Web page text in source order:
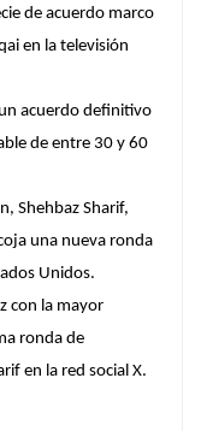
de acuerdo marco
en la televisión
acuerdo definitivo
de entre 30 y 60
Shehbaz Sharif,
una nueva ronda
Unidos.
con la mayor
ronda de
en la red social X.